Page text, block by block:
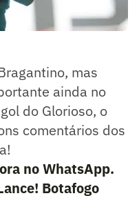
mas
ainda no
do Glorioso, o
comentários dos
no WhatsApp.
Botafogo